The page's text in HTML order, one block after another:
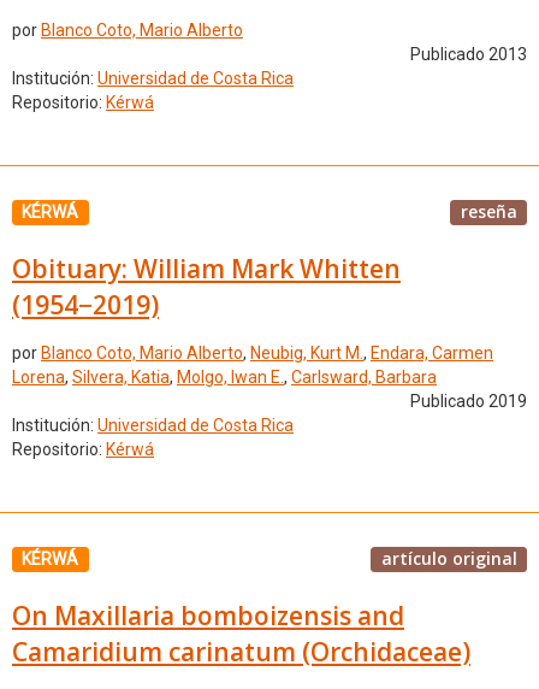
por Blanco Coto, Mario Alberto
Publicado 2013
Institución: Universidad de Costa Rica
Repositorio: Kérwá
KÉRWÁ reseña
Obituary: William Mark Whitten
(1954−2019)
por Blanco Coto, Mario Alberto, Neubig, Kurt M., Endara, Carmen
Lorena, Silvera, Katia, Molgo, Iwan E., Carlsward, Barbara
Publicado 2019
Institución: Universidad de Costa Rica
Repositorio: Kérwá
KÉRWÁ artículo original
On Maxillaria bomboizensis and
Camaridium carinatum (Orchidaceae)